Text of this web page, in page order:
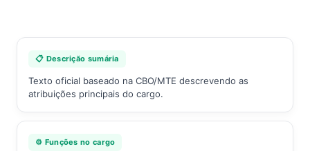
📋 Descrição sumária
Texto oficial baseado na CBO/MTE descrevendo as
atribuições principais do cargo.
⚙️ Funções no cargo